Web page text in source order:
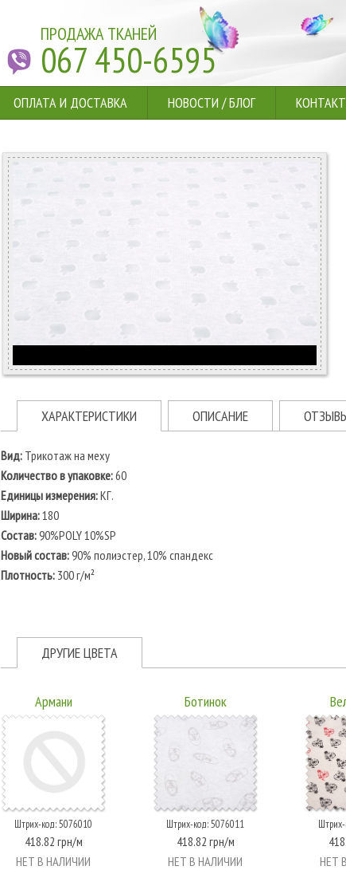
ПРОДАЖА ТКАНЕЙ
067 450-6595
ОПЛАТА И ДОСТАВКА НОВОСТИ /БЛОГ
ХАРАКТЕРИСТИКИ ОПИСАНИЕ
Вид: Трикотаж на меху
Количество в упаковке:60
Единицы измерения:КГ.
Ширина:180
Состав:90%POLY 10%SP
Новый состав:90% полиэстер, 10% спандекс
Плотность: 300 г/м²
ДРУГИЕ ЦВЕТА
Армани
Штрих-код: 5076010
418.82 грн/м
НЕТ В НАЛИЧИИ
Ботинок
Штрих-код: 5076011
418.82 грн/м
НЕТ В НАЛИЧИИ
НЕТ